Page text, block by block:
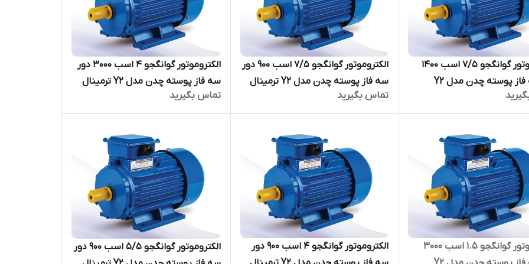
الکتروموتور گوانگجو 7/5 اسب 1400
دور سه فاز پوسته چدن مدل Y2
الکتروموتور گوانگجو 7/5 اسب 900 دور
سه فاز پوسته چدن مدل Y2 ترمینال
بالا
تماس بگیرید
الکتروموتور گوانگجو 4 اسب 3000 دور
سه فاز پوسته چدن مدل Y2 ترمینال
بالا
تماس بگیرید
الکتروموتور گوانگجو 1.5 اسب 3000
الکتروموتور گوانگجو 4 اسب 900 دور
الکتروموتور گوانگجو 5/5 اسب 900 دور